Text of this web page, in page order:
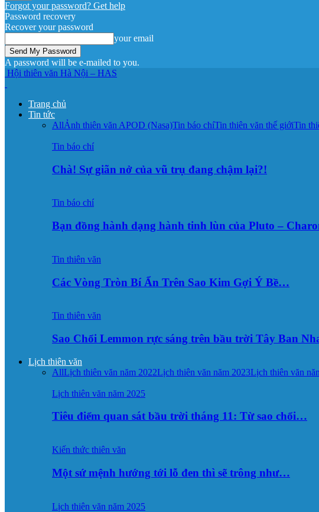
Forgot your password? Get help
Password recovery
Recover your password
your email
A password will be e-mailed to you.
Hội thiên văn Hà Nội – HAS
Trang chủ
Tin tức
AllẢnh thiên văn APOD (Nasa)Tin báo chíTin thiên văn thế giớiTin
Tin báo chí
Chà! Sự giãn nở của vũ trụ đang chậm lại?!
Tin báo chí
Bạn đồng hành dạng hành tinh lùn của Pluto –
Tin thiên văn
Các Vòng Tròn Bí Ẩn Trên Sao Kim Gợi Ý Bề…
Tin thiên văn
Sao Chổi Lemmon rực sáng trên bầu trời Tây Ban
Lịch thiên văn
AllLịch thiên văn năm 2022Lịch thiên văn năm 2023Lịch thiên văn
Lịch thiên văn năm 2025
Tiêu điểm quan sát bầu trời tháng 11: Từ sao chổi…
Kiến thức thiên văn
Một sứ mệnh hướng tới lỗ đen thì sẽ trông như…
Lịch thiên văn năm 2025